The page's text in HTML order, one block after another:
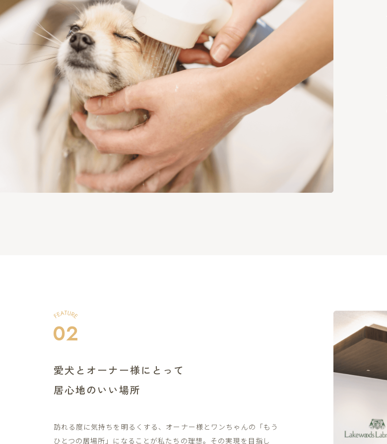
02
愛犬とオーナー様にとって
居心地のいい場所
訪れる度に気持ちを明るくする、オーナー様とワンちゃんの「もう
ひとつの居場所」になることが私たちの理想。その実現を目指し